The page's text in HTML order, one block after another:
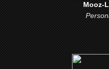
Mooz-